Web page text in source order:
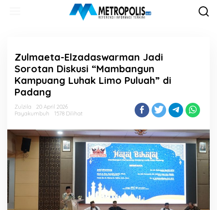
Zulmaeta-Elzadaswarman Jadi
Sorotan Diskusi “Mambangun
Kampuang Luhak Limo Puluah” di
Padang
Zulzila
20 April 2026
Payakumbuh
1578 Dilihat